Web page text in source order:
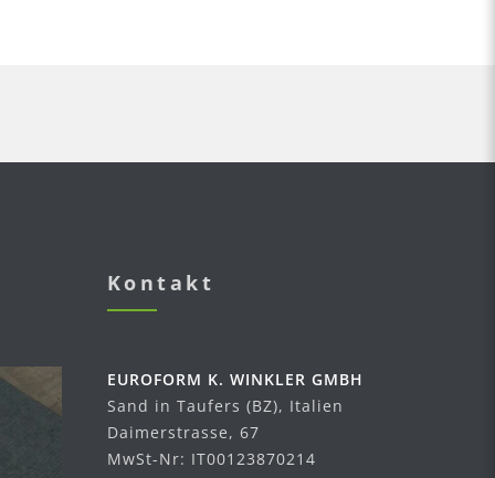
Kontakt
EUROFORM K. WINKLER GMBH
Sand in Taufers (BZ), Italien
Daimerstrasse, 67
MwSt-Nr: IT00123870214